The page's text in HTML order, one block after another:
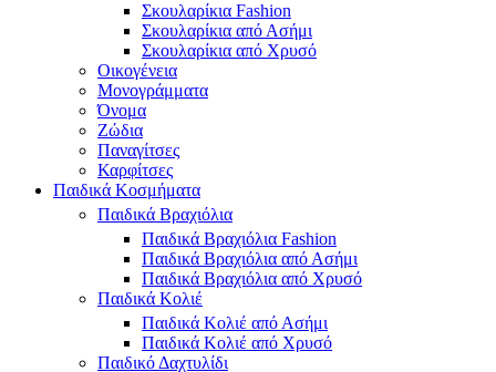
Σκουλαρίκια Fashion
Σκουλαρίκια από Ασήμι
Σκουλαρίκια από Χρυσό
Οικογένεια
Μονογράμματα
Όνομα
Ζώδια
Παναγίτσες
Καρφίτσες
Παιδικά Κοσμήματα
Παιδικά Βραχιόλια
Παιδικά Βραχιόλια Fashion
Παιδικά Βραχιόλια από Ασήμι
Παιδικά Βραχιόλια από Χρυσό
Παιδικά Κολιέ
Παιδικά Κολιέ από Ασήμι
Παιδικά Κολιέ από Χρυσό
Παιδικό Δαχτυλίδι